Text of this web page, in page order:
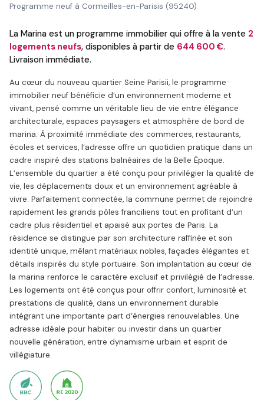
Programme neuf à Cormeilles-en-Parisis (95240)
La Marina est un programme immobilier qui offre à la vente 2
logements neufs, disponibles à partir de 644 600 €.
Livraison immédiate.
Au cœur du nouveau quartier Seine Parisii, le programme
immobilier neuf bénéficie d’un environnement moderne et
vivant, pensé comme un véritable lieu de vie entre élégance
architecturale, espaces paysagers et atmosphère de bord de
marina. À proximité immédiate des commerces, restaurants,
écoles et services, l’adresse offre un quotidien pratique dans un
cadre inspiré des stations balnéaires de la Belle Époque.
L’ensemble du quartier a été conçu pour privilégier la qualité de
vie, les déplacements doux et un environnement agréable à
vivre. Parfaitement connectée, la commune permet de rejoindre
rapidement les grands pôles franciliens tout en profitant d’un
cadre plus résidentiel et apaisé aux portes de Paris. La
résidence se distingue par son architecture raffinée et son
identité unique, mêlant matériaux nobles, façades élégantes et
détails inspirés du style portuaire. Son implantation au cœur de
la marina renforce le caractère exclusif et privilégié de l’adresse.
Les logements ont été conçus pour offrir confort, luminosité et
prestations de qualité, dans un environnement durable
intégrant une importante part d’énergies renouvelables. Une
adresse idéale pour habiter ou investir dans un quartier
nouvelle génération, entre dynamisme urbain et esprit de
villégiature.